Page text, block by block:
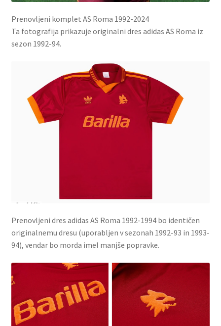
Prenovljeni komplet AS Roma 1992-2024
Ta fotografija prikazuje originalni dres adidas AS Roma iz
sezon 1992-94.
Prenovljeni dres adidas AS Roma 1992-1994 bo identičen
originalnemu dresu (uporabljen v sezonah 1992-93 in 1993-
94), vendar bo morda imel manjše popravke.